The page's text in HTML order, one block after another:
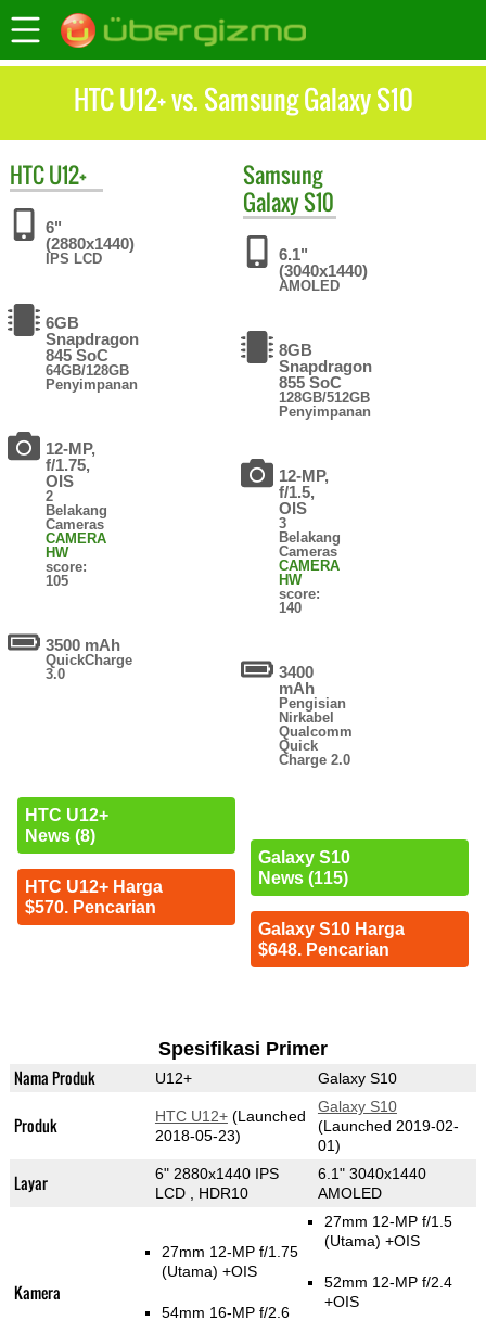
HTC U12+ vs. Samsung Galaxy S10
HTCU12+
6"
(2880x1440)
IPS LCD
6GB
Snapdragon
845 SoC
64GB/128GB
Penyimpanan
12-MP,
f/1.75,
OIS
2
Belakang
Cameras
CAMERA
HW
score:
105
3500 mAh
QuickCharge
3.0
HTC U12+
News (8)
HTC U12+ Harga
$570. Pencarian
Samsung
Galaxy S10
6.1"
(3040x1440)
AMOLED
8GB
Snapdragon
855 SoC
128GB/512GB
Penyimpanan
12-MP,
f/1.5,
OIS
3
Belakang
Cameras
CAMERA
HW
score:
140
3400
mAh
Pengisian
Nirkabel
Qualcomm
Quick
Charge 2.0
Galaxy S10
News (115)
Galaxy S10 Harga
$648. Pencarian
Spesifikasi Primer
Nama Produk U12+ Galaxy S10
Produk HTC U12+(Launched
2018-05-23)
Galaxy S10
(Launched 2019-02-
01)
Layar
6" 2880x1440 IPS
LCD , HDR10
6.1" 3040x1440
AMOLED
Kamera
27mm 12-MP f/1.75
(Utama) +OIS
54mm 16-MP f/2.6
27mm 12-MP f/1.5
(Utama) +OIS
52mm 12-MP f/2.4
+OIS